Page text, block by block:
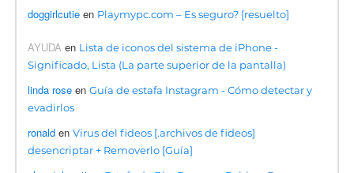
doggirlcutie en Playmypc.com – Es seguro? [resuelto]
AYUDA en Lista de iconos del sistema de iPhone -
Significado, Lista (La parte superior de la pantalla)
linda rose enGuía de estafa Instagram - Cómo detectar y
evadirlos
ronald enVirus del fideos [.archivos de fideos]
desencriptar + Removerlo [Guía]